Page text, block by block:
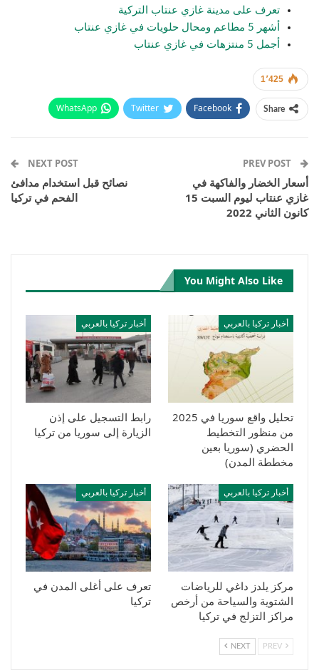
تعرف على مدينة غازي عنتاب التركية
أشهر 5 مطاعم ومحال حلويات في غازي عنتاب
أجمل 5 منتزهات في غازي عنتاب
1٬425
Share
Facebook
Twitter
WhatsApp
Facebook Messenger
أسعار الخضار والفاكهة في
غازي عنتاب ليوم السبت 15
كانون الثاني 2022
NEXT POST
نصائح قبل استخدام مدافئ
الفحم في تركيا
You Might Also Like
أخبار تركيا بالعربي
تحليل واقع سوريا في 2025
من منظور التخطيط
الحضري (سوريا بعين
مخططة المدن)
أخبار تركيا بالعربي
رابط التسجيل على إذن
الزيارة إلى سوريا من تركيا
أخبار تركيا بالعربي
مركز يلدز داغي للرياضات
الشتوية والسياحة من أرخص
مراكز التزلج في تركيا
أخبار تركيا بالعربي
تعرف على أغلى المدن في
تركيا
NEXT